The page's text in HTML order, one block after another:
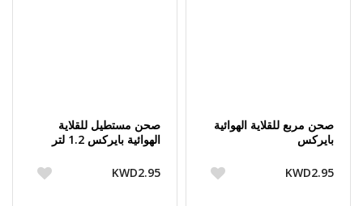
صحن مربع للقلاية الهوائية
بايركس
KWD2.95
صحن مستطيل للقلاية
الهوائية بايركس 1.2 لتر
KWD2.95